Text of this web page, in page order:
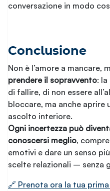
conversazione in modo
Conclusione
Non è l’amore a mancare,
prendere il sopravvento:
di fallire, di non essere
bloccare, ma anche aprire
ascolto interiore.
Ogni incertezza può
conoscersi meglio,
emotivi e dare un senso
scelte relazionali – senza
🔗 Prenota ora la tua